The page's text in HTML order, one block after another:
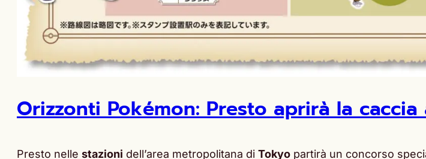
Orizzonti Pokémon: Presto aprirà la
Presto nelle stazioni dell’area metropolitana di Tokyo partirà un concorso